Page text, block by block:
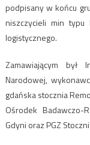
podpisany w końcu
niszczycieli min typu
logistycznego.
Zamawiającym był
Narodowej,
gdańska stocznia
Ośrodek Badawczo-
Gdyni oraz PGZ